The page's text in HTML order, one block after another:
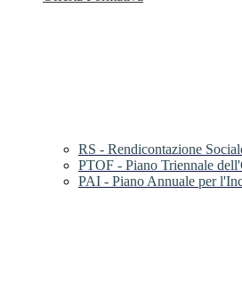
RS - Rendicontazione
PTOF - Piano Triennale
PAI - Piano Annuale per